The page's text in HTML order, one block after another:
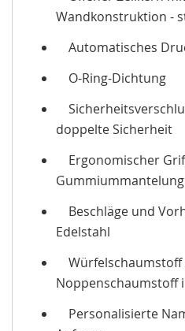
Wandkonstruktion -
Automatisches
O-Ring-Dichtung
doppelte Sicherheit
Ergonomischer
Gummiummantelung
Beschläge und
Edelstahl
Würfelschaumstoff
Noppenschaumstoff
Personalisierte